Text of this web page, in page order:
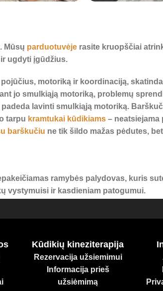
Mūsų parduotuvėje rasite kruopščiai
ugdyti įgūdžius.
motoriką ir koordinaciją,
jo smulkiąją motoriką, problemų
lavinti smulkiąją motoriką.
tarpu kramtukai kūdikiams –
barškučiu ne tik šildo mažas pėdutes,
ramybės palydovas, kuris
vystymuisi ir kasdieniam patogumui.
Kūdikių kineziterapija
Rezervacija užsiemimui
Informacija prieš
užsiėmimą